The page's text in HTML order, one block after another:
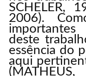
SCHELER,
2006).
deste
essência do
aqui